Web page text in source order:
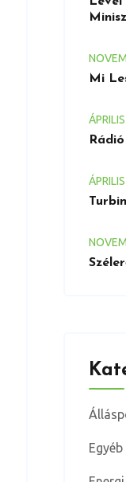
Mi
ÁPRILIS
ÁPRILIS
Egyéb